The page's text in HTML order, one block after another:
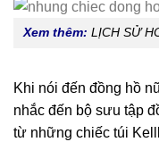
Xem thêm: LỊCH SỬ
Khi nói đến đồng hồ
nhắc đến bộ sưu tập
từ những chiếc túi